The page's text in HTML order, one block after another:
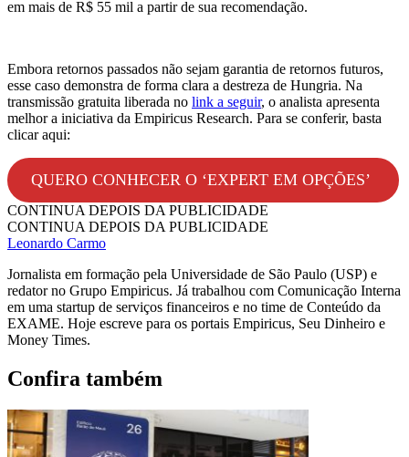
em mais de R$ 55 mil a partir de sua recomendação.
Embora retornos passados não sejam garantia de retornos futuros,
esse caso demonstra de forma clara a destreza de Hungria. Na
transmissão gratuita liberada no link a seguir, o analista apresenta
melhor a iniciativa da Empiricus Research. Para se conferir, basta
clicar aqui:
QUERO CONHECER O ‘EXPERT EM OPÇÕES’
CONTINUA DEPOIS DA PUBLICIDADE
CONTINUA DEPOIS DA PUBLICIDADE
Leonardo Carmo
Jornalista em formação pela Universidade de São Paulo (USP) e
redator no Grupo Empiricus. Já trabalhou com Comunicação Interna
em uma startup de serviços financeiros e no time de Conteúdo da
EXAME. Hoje escreve para os portais Empiricus, Seu Dinheiro e
Money Times.
Confira também